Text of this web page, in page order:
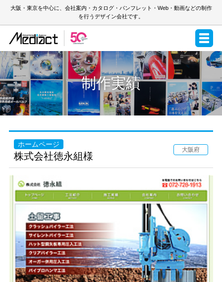
大阪・東京を中心に、会社案内・カタログ・パンフレット・Web・動画などの制作
を行うデザイン会社です。
制作実績
ホームページ
株式会社徳永組様
大阪府